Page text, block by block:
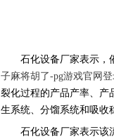
石化设备厂家表示，催
子麻将胡了-pg游戏官网
裂化过程的产品产率、
生系统、分馏系统和吸
石化设备厂家表示该